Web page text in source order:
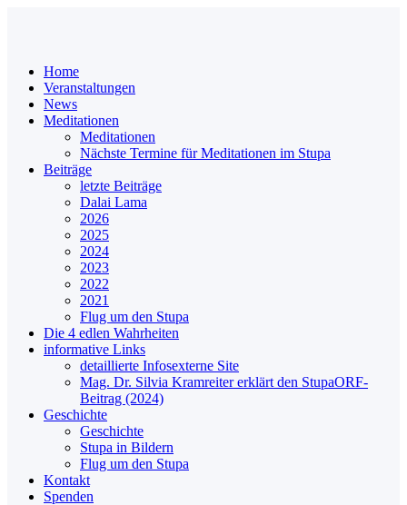
Home
Veranstaltungen
News
Meditationen
Meditationen
Nächste Termine für Meditationen im Stupa
Beiträge
letzte Beiträge
Dalai Lama
2026
2025
2024
2023
2022
2021
Flug um den Stupa
Die 4 edlen Wahrheiten
informative Links
detaillierte Infosexterne Site
Mag. Dr. Silvia Kramreiter erklärt den StupaORF-
Beitrag (2024)
Geschichte
Geschichte
Stupa in Bildern
Flug um den Stupa
Kontakt
Spenden